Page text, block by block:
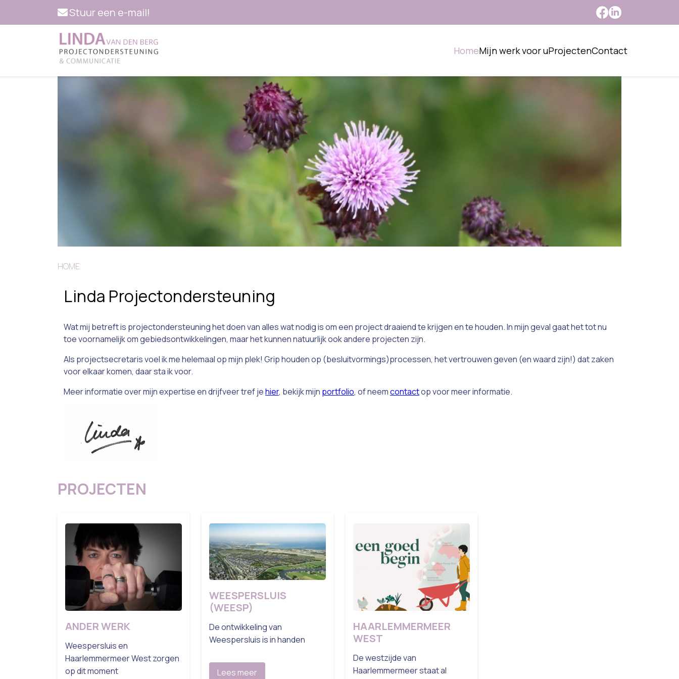
Stuur een e-mail!
HomeMijn werk voor uProjectenContact
HOME
Linda Projectondersteuning
Wat mij betreft is projectondersteuning het doen van alles wat nodig is om een project draaiend te krijgen en te houden. In mijn geval gaat het tot nu
toe voornamelijk om gebiedsontwikkelingen, maar het kunnen natuurlijk ook andere projecten zijn.
Als projectsecretaris voel ik me helemaal op mijn plek! Grip houden op (besluitvormings)processen, het vertrouwen geven (en waard zijn!) dat zaken
voor elkaar komen, daar sta ik voor.
Meer informatie over mijn expertise en drijfveer tref jehier, bekijk mijn portfolio, of neemcontactop voor meer informatie.
PROJECTEN
ANDER WERK
Weespersluis en
Haarlemmermeer West zorgen
op dit moment
WEESPERSLUIS
(WEESP)
De ontwikkeling van
Weespersluis is in handen
Lees meer
HAARLEMMERMEER
WEST
De westzijde van
Haarlemmermeer staat al